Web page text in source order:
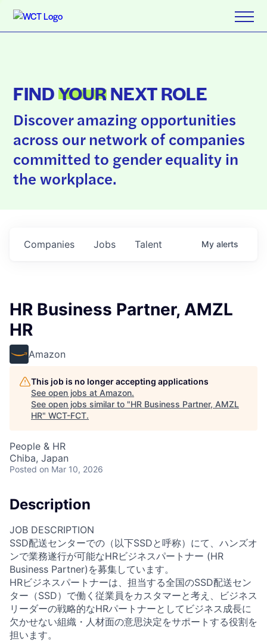
FINDYOURNEXT ROLE
Discover amazing opportunities
across our network of companies
committed to gender equality in
the workplace.
Jobs
Companies Talent My alerts
HR Business Partner, AMZL
HR
Amazon
This job is no longer accepting applications
See open jobs at Amazon.
See open jobs similar to "HR Business Partner, AMZL
HR" WCT-FCT.
People & HR
Chiba, Japan
Posted on Mar 10, 2026
Description
JOB DESCRIPTION
SSD配送センターでの（以下SSDと呼称）にて、ハンズオ
ンで業務遂行が可能なHRビジネスパートナー (HR
Business Partner)を募集しています。
HRビジネスパートナーは、担当する全国のSSD配送セン
ター（SSD）で働く従業員をカスタマーと考え、ビジネス
リーダーの戦略的なHRパートナーとしてビジネス成長に
欠かせない組織・人材面の意思決定をサポートする役割を
担います。